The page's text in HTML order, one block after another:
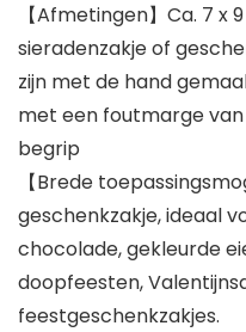
【Afmetingen】Ca. 7 x
sieradenzakje of
zijn met de hand
met een foutmarge
begrip
【Brede
geschenkzakje, ideaal
chocolade, gekleurde
doopfeesten,
feestgeschenkzakjes.